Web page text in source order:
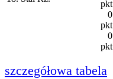
pkt
0
pkt
0
pkt
szczegółowa tabela